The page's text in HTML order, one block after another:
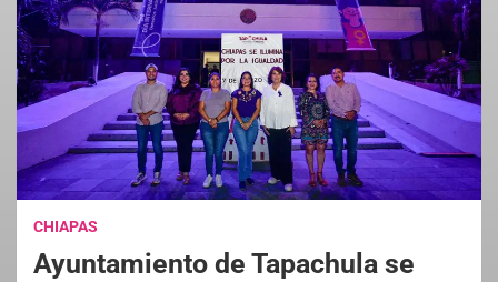
CHIAPAS
Ayuntamiento de Tapachula se